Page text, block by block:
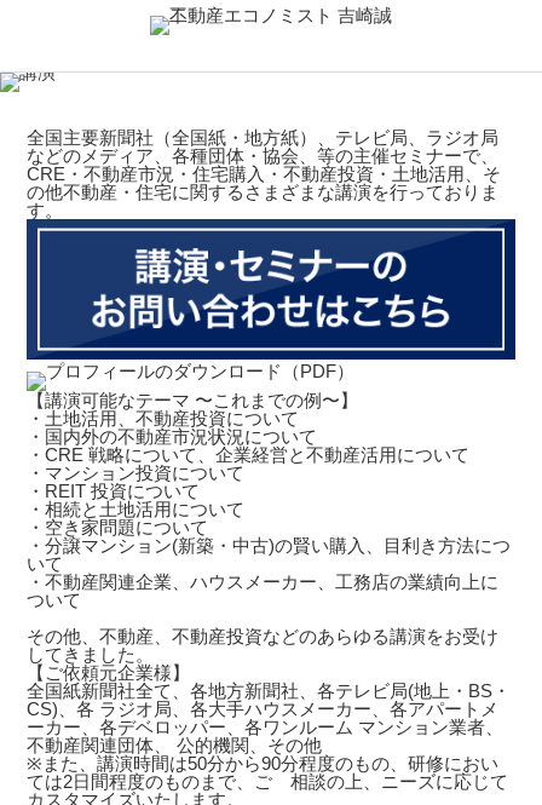
全国主要新聞社（全国紙・地方紙）、テレビ局、ラジオ局
などのメディア、各種団体・協会、等の主催セミナーで、
CRE・不動産市況・住宅購入・不動産投資・土地活用、そ
の他不動産・住宅に関するさまざまな講演を行っておりま
す。
【講演可能なテーマ 〜これまでの例〜】
・土地活用、不動産投資について
・国内外の不動産市況状況について
・CRE 戦略について、企業経営と不動産活用について
・マンション投資について
・REIT 投資について
・相続と土地活用について
・空き家問題について
・分譲マンション(新築・中古)の賢い購入、目利き方法につ
いて
・不動産関連企業、ハウスメーカー、工務店の業績向上に
ついて
その他、不動産、不動産投資などのあらゆる講演をお受け
してきました。
【ご依頼元企業様】
全国紙新聞社全て、各地方新聞社、各テレビ局(地上・BS・
CS)、各 ラジオ局、各大手ハウスメーカー、各アパートメ
ーカー、各デベロッパー、各ワンルーム マンション業者、
不動産関連団体、 公的機関、その他
※また、講演時間は50分から90分程度のもの、研修におい
ては2日間程度のものまで、ご゙相談の上、ニーズに応じて
カスタマイズいたします。